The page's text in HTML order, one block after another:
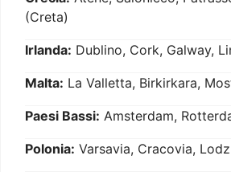
(Creta)
Irlanda: Dublino, Cork, Galway,
Malta: La Valletta, Birkirkara,
Paesi Bassi: Amsterdam,
Polonia: Varsavia, Cracovia,